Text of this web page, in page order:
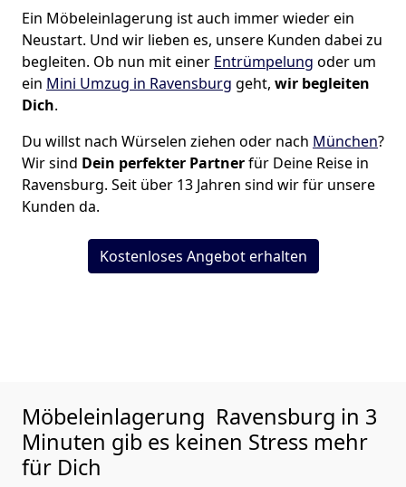
Ein Möbeleinlagerung ist auch immer wieder ein
Neustart. Und wir lieben es, unsere Kunden dabei zu
begleiten. Ob nun mit einer Entrümpelung oder um
ein Mini Umzug in Ravensburg geht, wir begleiten
Dich.
Du willst nach Würselen ziehen oder nach München?
Wir sind Dein perfekter Partnerfür Deine Reise in
Ravensburg. Seit über 13 Jahren sind wir für unsere
Kunden da.
Kostenloses Angebot erhalten
Möbeleinlagerung Ravensburg in 3
Minuten gib es keinen Stress mehr
für Dich